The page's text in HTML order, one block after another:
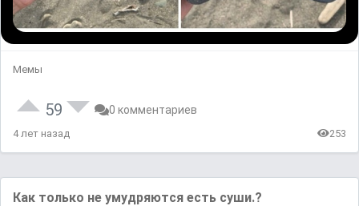
Мемы
59 0 комментариев
4 лет назад 253
Как только не умудряются есть суши.?